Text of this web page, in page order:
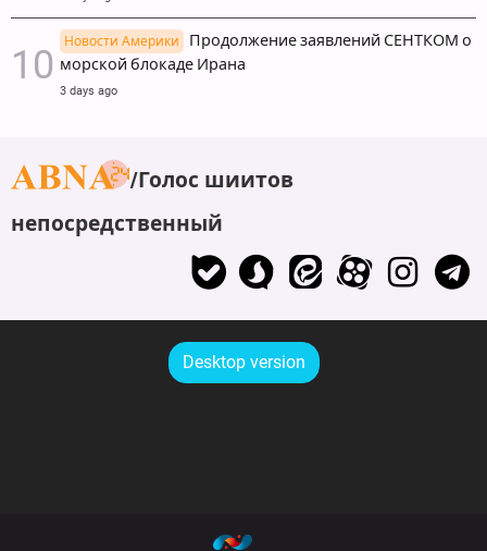
Новости Америки
Продолжение заявлений СЕНТКОМ о
морской блокаде Ирана
3 days ago
Голос шиитов
непосредственный
Desktop version